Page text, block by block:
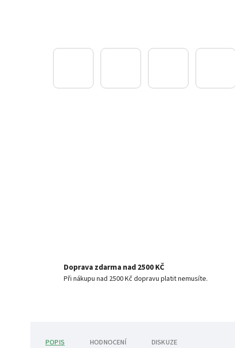
Doprava zdarma nad 2500 KČ
Při nákupu nad 2500 Kč dopravu platit nemusíte.
POPIS HODNOCENÍ DISKUZE